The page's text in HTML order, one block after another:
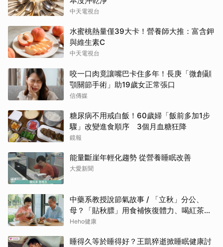
中天電視台
水蜜桃熱量僅39大卡！營養師大推：富含鉀
與維生素C
中天電視台
咬一口肉竟讓嘴巴卡住多年！長庚「微創顳
顎關節手術」助19歲女正常張口
信傳媒
糖尿病不用戒白飯！60歲婦「飯前多加1步
驟」改變進食順序 3個月血糖狂降
鏡報
能量斷崖年輕化趨勢 從營養睡眠改善
大愛新聞
中藥系教授說節氣故事 / 「立秋」分公、
母？「貼秋膘」用食補恢復體力、喝紅茶可
潤燥
Heho健康
睡得久等於睡得好？王凱猝逝掀睡眠健康討